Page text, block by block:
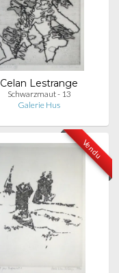
Celan Lestrange
Schwarzmaut - 13
Galerie Hus
Vendu